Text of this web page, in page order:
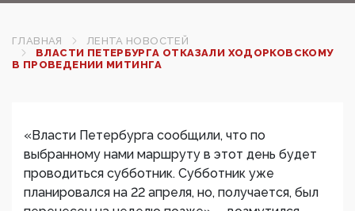
ГЛАВНАЯ
ЛЕНТА НОВОСТЕЙ
ВЛАСТИ ПЕТЕРБУРГА ОТКАЗАЛИ ХОДОРКОВСКОМУ
В ПРОВЕДЕНИИ МИТИНГА
«Власти Петербурга сообщили, что по
выбранному нами маршруту в этот день будет
проводиться субботник. Субботник уже
планировался на 22 апреля, но, получается, был